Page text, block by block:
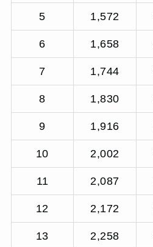
5 1,572
6 1,658
7 1,744
8 1,830
9 1,916
10 2,002
11 2,087
12 2,172
13 2,258